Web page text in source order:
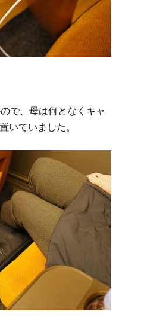
ので、母は何となくキャ
いていました。